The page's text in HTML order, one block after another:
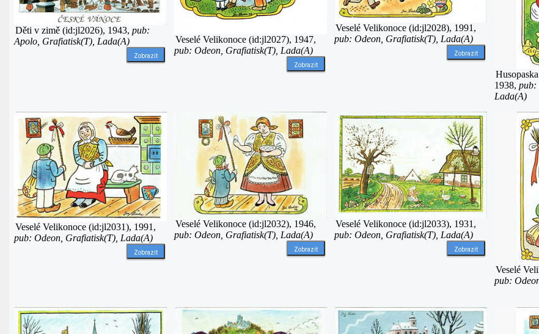
Děti v zimě (id:jl2026), 1943, pub:
Apolo, Grafiatisk(T), Lada(A)
Zobrazit
Veselé Velikonoce (id:jl2027), 1947,
pub: Odeon, Grafiatisk(T), Lada(A)
Zobrazit
Veselé Velikonoce (id:jl2028), 1991,
pub: Odeon, Grafiatisk(T), Lada(A)
Zobrazit
1938, pub:
Lada(A)
Veselé Velikonoce (id:jl2031), 1991,
pub: Odeon, Grafiatisk(T), Lada(A)
Zobrazit
Veselé Velikonoce (id:jl2032), 1946,
pub: Odeon, Grafiatisk(T), Lada(A)
Zobrazit
Veselé Velikonoce (id:jl2033), 1931,
pub: Odeon, Grafiatisk(T), Lada(A)
Zobrazit
Veselé
pub: